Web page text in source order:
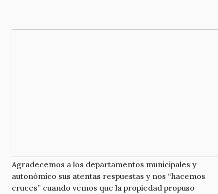
Agradecemos a los departamentos municipales y
autonómico sus atentas respuestas y nos “hacemos
cruces” cuando vemos que la propiedad propuso